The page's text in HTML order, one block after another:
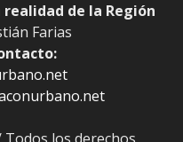
realidad de la Región
Farias